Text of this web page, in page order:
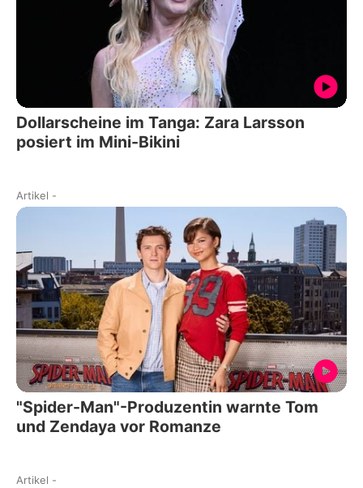
Dollarscheine im Tanga: Zara Larsson
posiert im Mini-Bikini
Artikel -
"Spider-Man"-Produzentin warnte Tom
und Zendaya vor Romanze
Artikel -